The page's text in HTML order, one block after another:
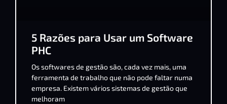
5 Razões para Usar um Software
PHC
Os softwares de gestão são, cada vez mais, uma
ferramenta de trabalho que não pode faltar numa
empresa. Existem vários sistemas de gestão que
melhoram